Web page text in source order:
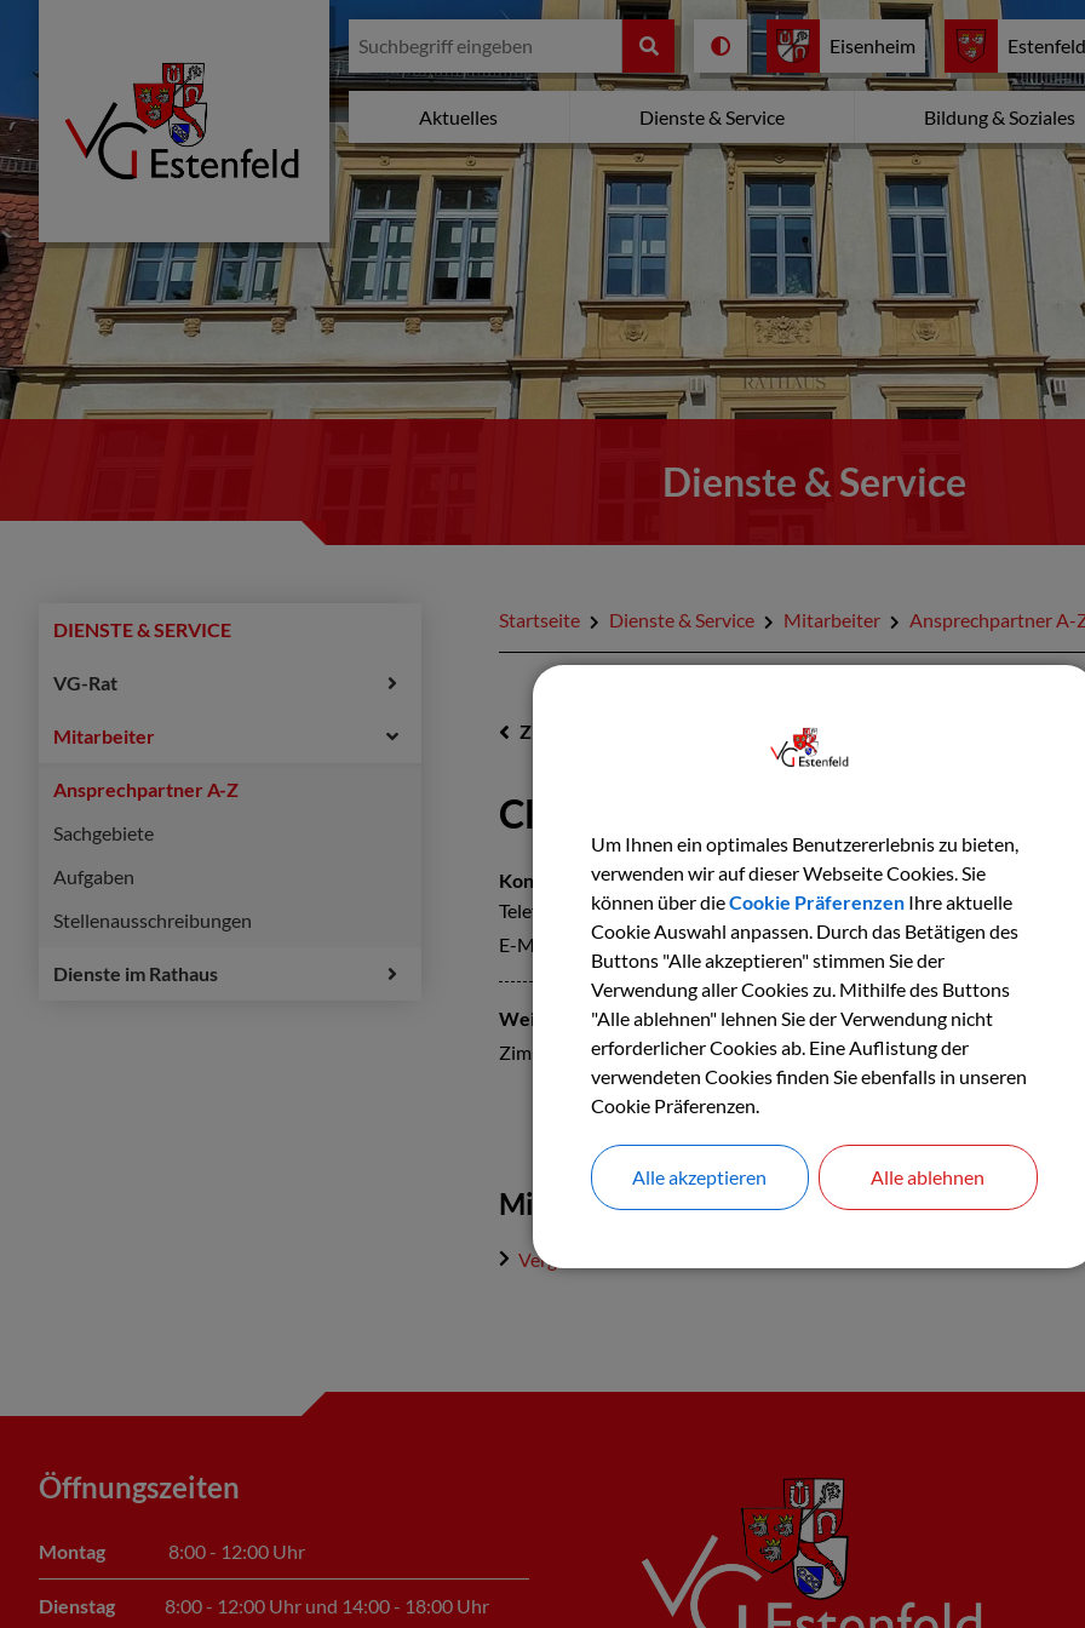
Aktuelles Dienste & Service Bildung & Soziales
Eisenheim Estenfeld
Dienste & Service
DIENSTE & SERVICE
VG-Rat
Mitarbeiter
Ansprechpartner A-Z
Sachgebiete
Aufgaben
Stellenausschreibungen
Dienste im Rathaus
Startseite Dienste & Service Mitarbeiter Ansprechpartner A-
ZURÜCK
Claudia Reith
Kontaktdaten:
Telefon:
09305 888-27
E-Mail:
vergabewesen@vgem-estenfeld.bayern.de
Weitere Informationen:
Zimmer:
Vergabewesen
Mitarbeiter
Vergabewesen
Öffnungszeiten
Montag 8:00 - 12:00 Uhr
Dienstag 8:00 - 12:00 Uhr und 14:00 - 18:00 Uhr
Um Ihnen ein optimales Benutzererlebnis zu bieten,
verwenden wir auf dieser Webseite Cookies. Sie
können über dieCookie PräferenzenIhre aktuelle
Cookie Auswahl anpassen. Durch das Betätigen des
Buttons "Alle akzeptieren" stimmen Sie der
Verwendung aller Cookies zu. Mithilfe des Buttons
"Alle ablehnen" lehnen Sie der Verwendung nicht
erforderlicher Cookies ab. Eine Auflistung der
verwendeten Cookies finden Sie ebenfalls in unseren
Cookie Präferenzen.
Alle akzeptieren Alle ablehnen